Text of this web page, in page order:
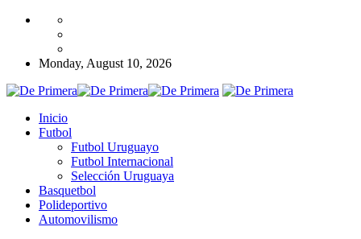
Monday, August 10, 2026
Inicio
Futbol
Futbol Uruguayo
Futbol Internacional
Selección Uruguaya
Basquetbol
Polideportivo
Automovilismo